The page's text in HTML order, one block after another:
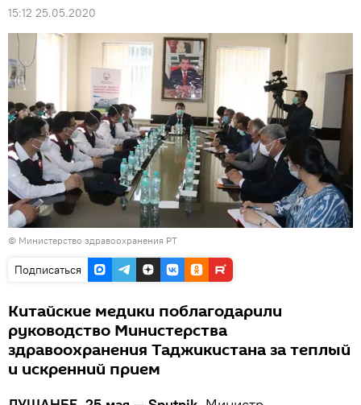
15:12 25.05.2020
© Министерство здравоохранения РТ
Подписаться
Китайские медики поблагодарили
руководство Министерства
здравоохранения Таджикистана за теплый
и искренний прием